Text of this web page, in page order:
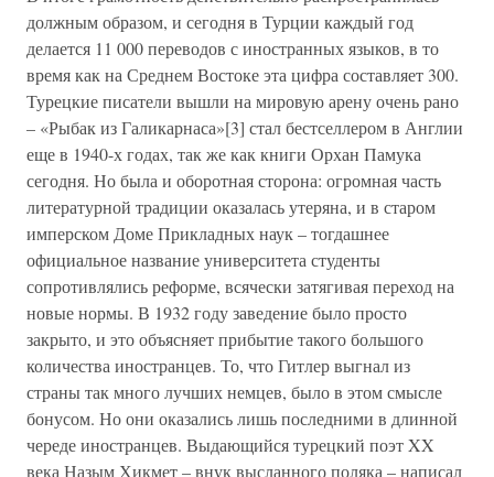
должным образом, и сегодня в Турции каждый год
делается 11 000 переводов с иностранных языков, в то
время как на Среднем Востоке эта цифра составляет 300.
Турецкие писатели вышли на мировую арену очень рано
– «Рыбак из Галикарнаса»[3] стал бестселлером в Англии
еще в 1940-х годах, так же как книги Орхан Памука
сегодня. Но была и оборотная сторона: огромная часть
литературной традиции оказалась утеряна, и в старом
имперском Доме Прикладных наук – тогдашнее
официальное название университета студенты
сопротивлялись реформе, всячески затягивая переход на
новые нормы. В 1932 году заведение было просто
закрыто, и это объясняет прибытие такого большого
количества иностранцев. То, что Гитлер выгнал из
страны так много лучших немцев, было в этом смысле
бонусом. Но они оказались лишь последними в длинной
череде иностранцев. Выдающийся турецкий поэт XX
века Назым Хикмет – внук высланного поляка – написал